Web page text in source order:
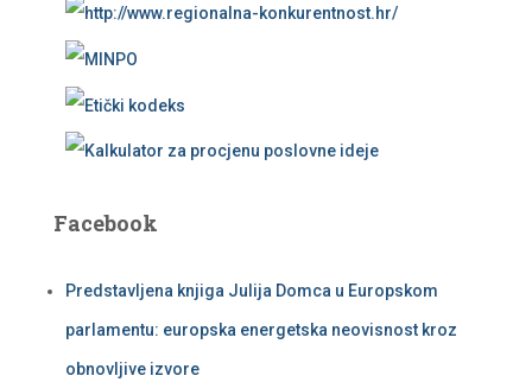
Facebook
Predstavljena knjiga Julija Domca u Europskom
parlamentu: europska energetska neovisnost kroz
obnovljive izvore